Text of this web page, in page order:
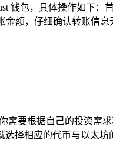
钱包，具体操作如下
金额，仔细确认转账
需要根据自己的投资
择相应的代币与以太